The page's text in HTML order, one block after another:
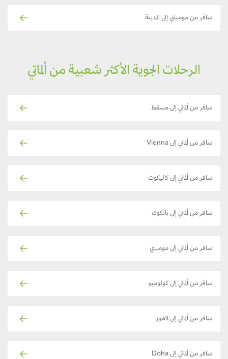
سافر من مومباي إلى المدينة
الرحلات الجوية الأكثر شعبية من ألماتي
سافر من ألماتي إلى مسقط
سافر من ألماتي إلى Vienna
سافر من ألماتي إلى كاليكوت
سافر من ألماتي إلى بانكوك
سافر من ألماتي إلى مومباي
سافر من ألماتي إلى كولومبو
سافر من ألماتي إلى لاهور
سافر من ألماتي إلى Doha